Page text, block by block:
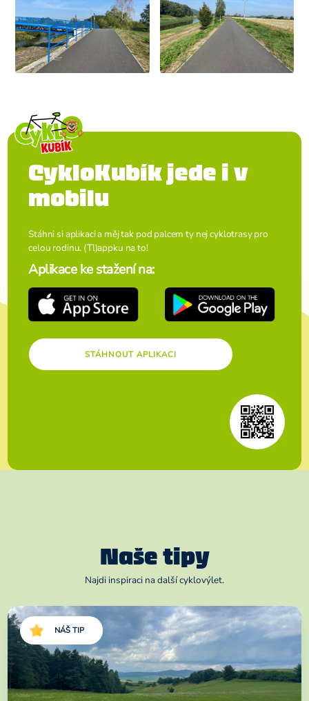
CykloKubík jede i v
mobilu
Stáhni si aplikaci a měj tak pod palcem ty nej cyklotrasy pro
celou rodinu. (Tl)appku na to!
Aplikace ke stažení na:
STÁHNOUT APLIKACI
Naše tipy
Najdi inspiraci na další cyklovýlet.
NÁŠ TIP